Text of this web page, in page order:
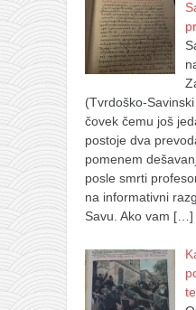
(Tvrdoško-
čovek čemu još
postoje dva
pomenem
posle smrti
na informativni
Savu. Ako vam […]